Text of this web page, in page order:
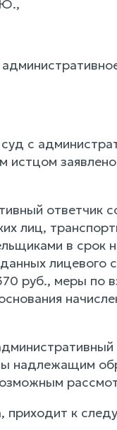
с
ответчик
лиц,
в срок
лицевого
руб., меры по
надлежащим
приходит к